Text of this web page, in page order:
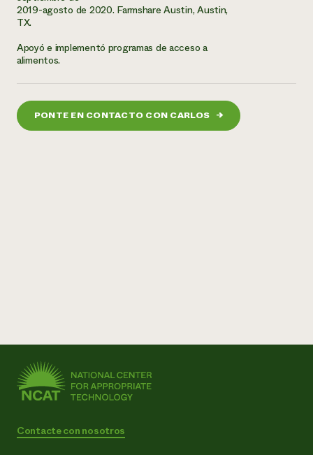
2019-agosto de 2020. Farmshare Austin, Austin,
TX.
Apoyó e implementó programas de acceso a
alimentos.
PONTE EN CONTACTO CON CARLOS →
Contacte con nosotros